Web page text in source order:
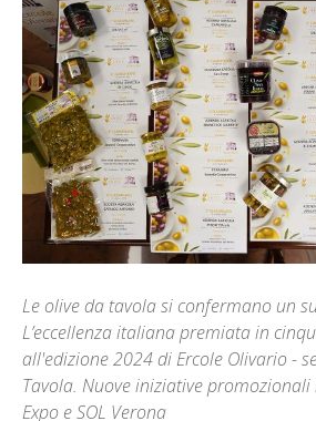
Le olive da tavola si confermano un
L’eccellenza italiana premiata in
all'edizione 2024 di Ercole Olivario -
Tavola. Nuove iniziative promozionali
Expo e SOL Verona